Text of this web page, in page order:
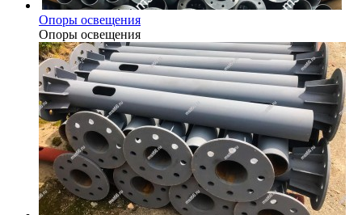
Опоры освещения
Опоры освещения